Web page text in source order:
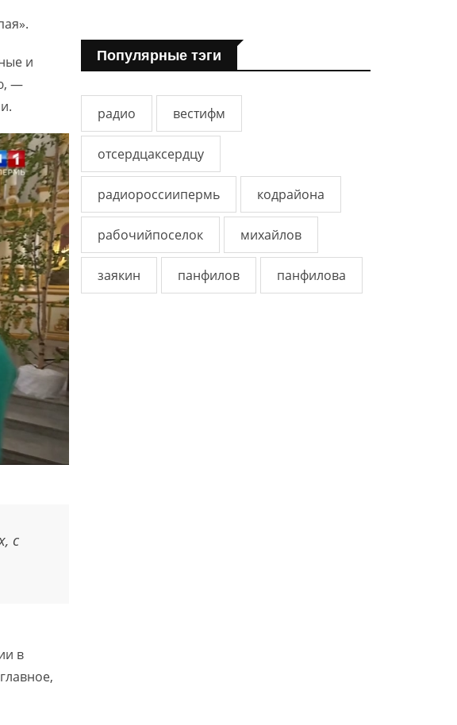
и
—
с
в
Популярные тэги
радио вестифм
отсердцаксердцу
радиороссиипермь кодрайона
рабочийпоселок михайлов
заякин панфилов панфилова